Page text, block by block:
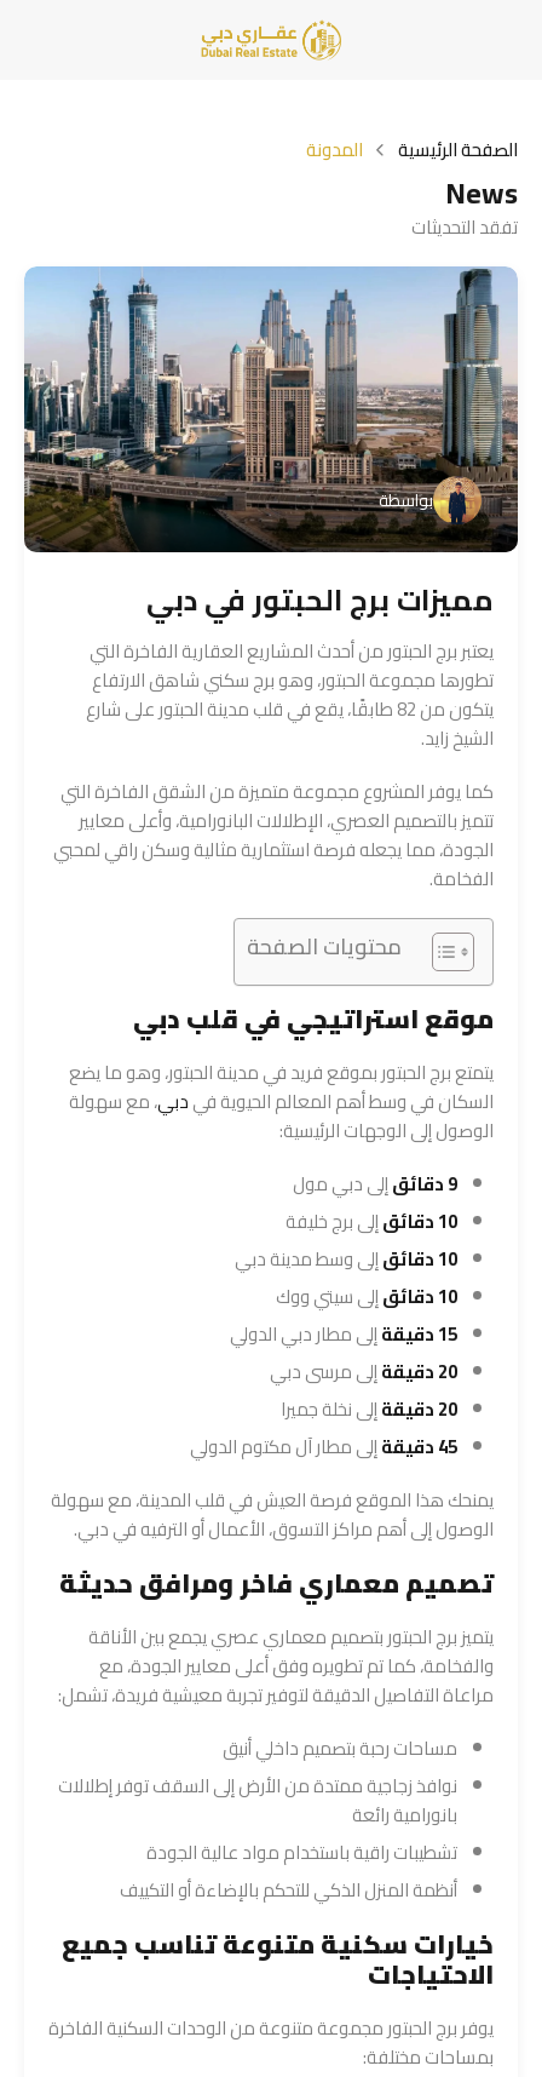
الصفحة الرئيسية المدونة
News
تفقد التحديثات
بواسطة
مميزات برج الحبتور في دبي
يعتبر برج الحبتور من أحدث المشاريع العقارية الفاخرة التي
تطورها مجموعة الحبتور، وهو برج سكني شاهق الارتفاع
يتكون من 82 طابقًا، يقع في قلب مدينة الحبتور على شارع
الشيخ زايد.
كما يوفر المشروع مجموعة متميزة من الشقق الفاخرة التي
تتميز بالتصميم العصري، الإطلالات البانورامية، وأعلى معايير
الجودة، مما يجعله فرصة استثمارية مثالية وسكن راقي لمحبي
الفخامة.
محتويات الصفحة
موقع استراتيجي في قلب دبي
يتمتع برج الحبتور بموقع فريد في مدينة الحبتور، وهو ما يضع
السكان في وسط أهم المعالم الحيوية فيدبي، مع سهولة
الوصول إلى الوجهات الرئيسية:
9 دقائق
إلى دبي مول
10 دقائق
إلى برج خليفة
10 دقائق
إلى وسط مدينة دبي
10 دقائق
إلى سيتي ووك
15 دقيقة
إلى مطار دبي الدولي
20 دقيقة
إلى مرسى دبي
20 دقيقة
إلى نخلة جميرا
45 دقيقة
إلى مطار آل مكتوم الدولي
يمنحك هذا الموقع فرصة العيش في قلب المدينة، مع سهولة
الوصول إلى أهم مراكز التسوق، الأعمال أو الترفيه في دبي.
تصميم معماري فاخر ومرافق حديثة
يتميز برج الحبتور بتصميم معماري عصري يجمع بين الأناقة
والفخامة، كما تم تطويره وفق أعلى معايير الجودة، مع
مراعاة التفاصيل الدقيقة لتوفير تجربة معيشية فريدة، تشمل:
مساحات رحبة بتصميم داخلي أنيق
نوافذ زجاجية ممتدة من الأرض إلى السقف توفر إطلالات
بانورامية رائعة
تشطيبات راقية باستخدام مواد عالية الجودة
أنظمة المنزل الذكي للتحكم بالإضاءة أو التكييف
خيارات سكنية متنوعة تناسب جميع
الاحتياجات
يوفر برج الحبتور مجموعة متنوعة من الوحدات السكنية الفاخرة
بمساحات مختلفة: